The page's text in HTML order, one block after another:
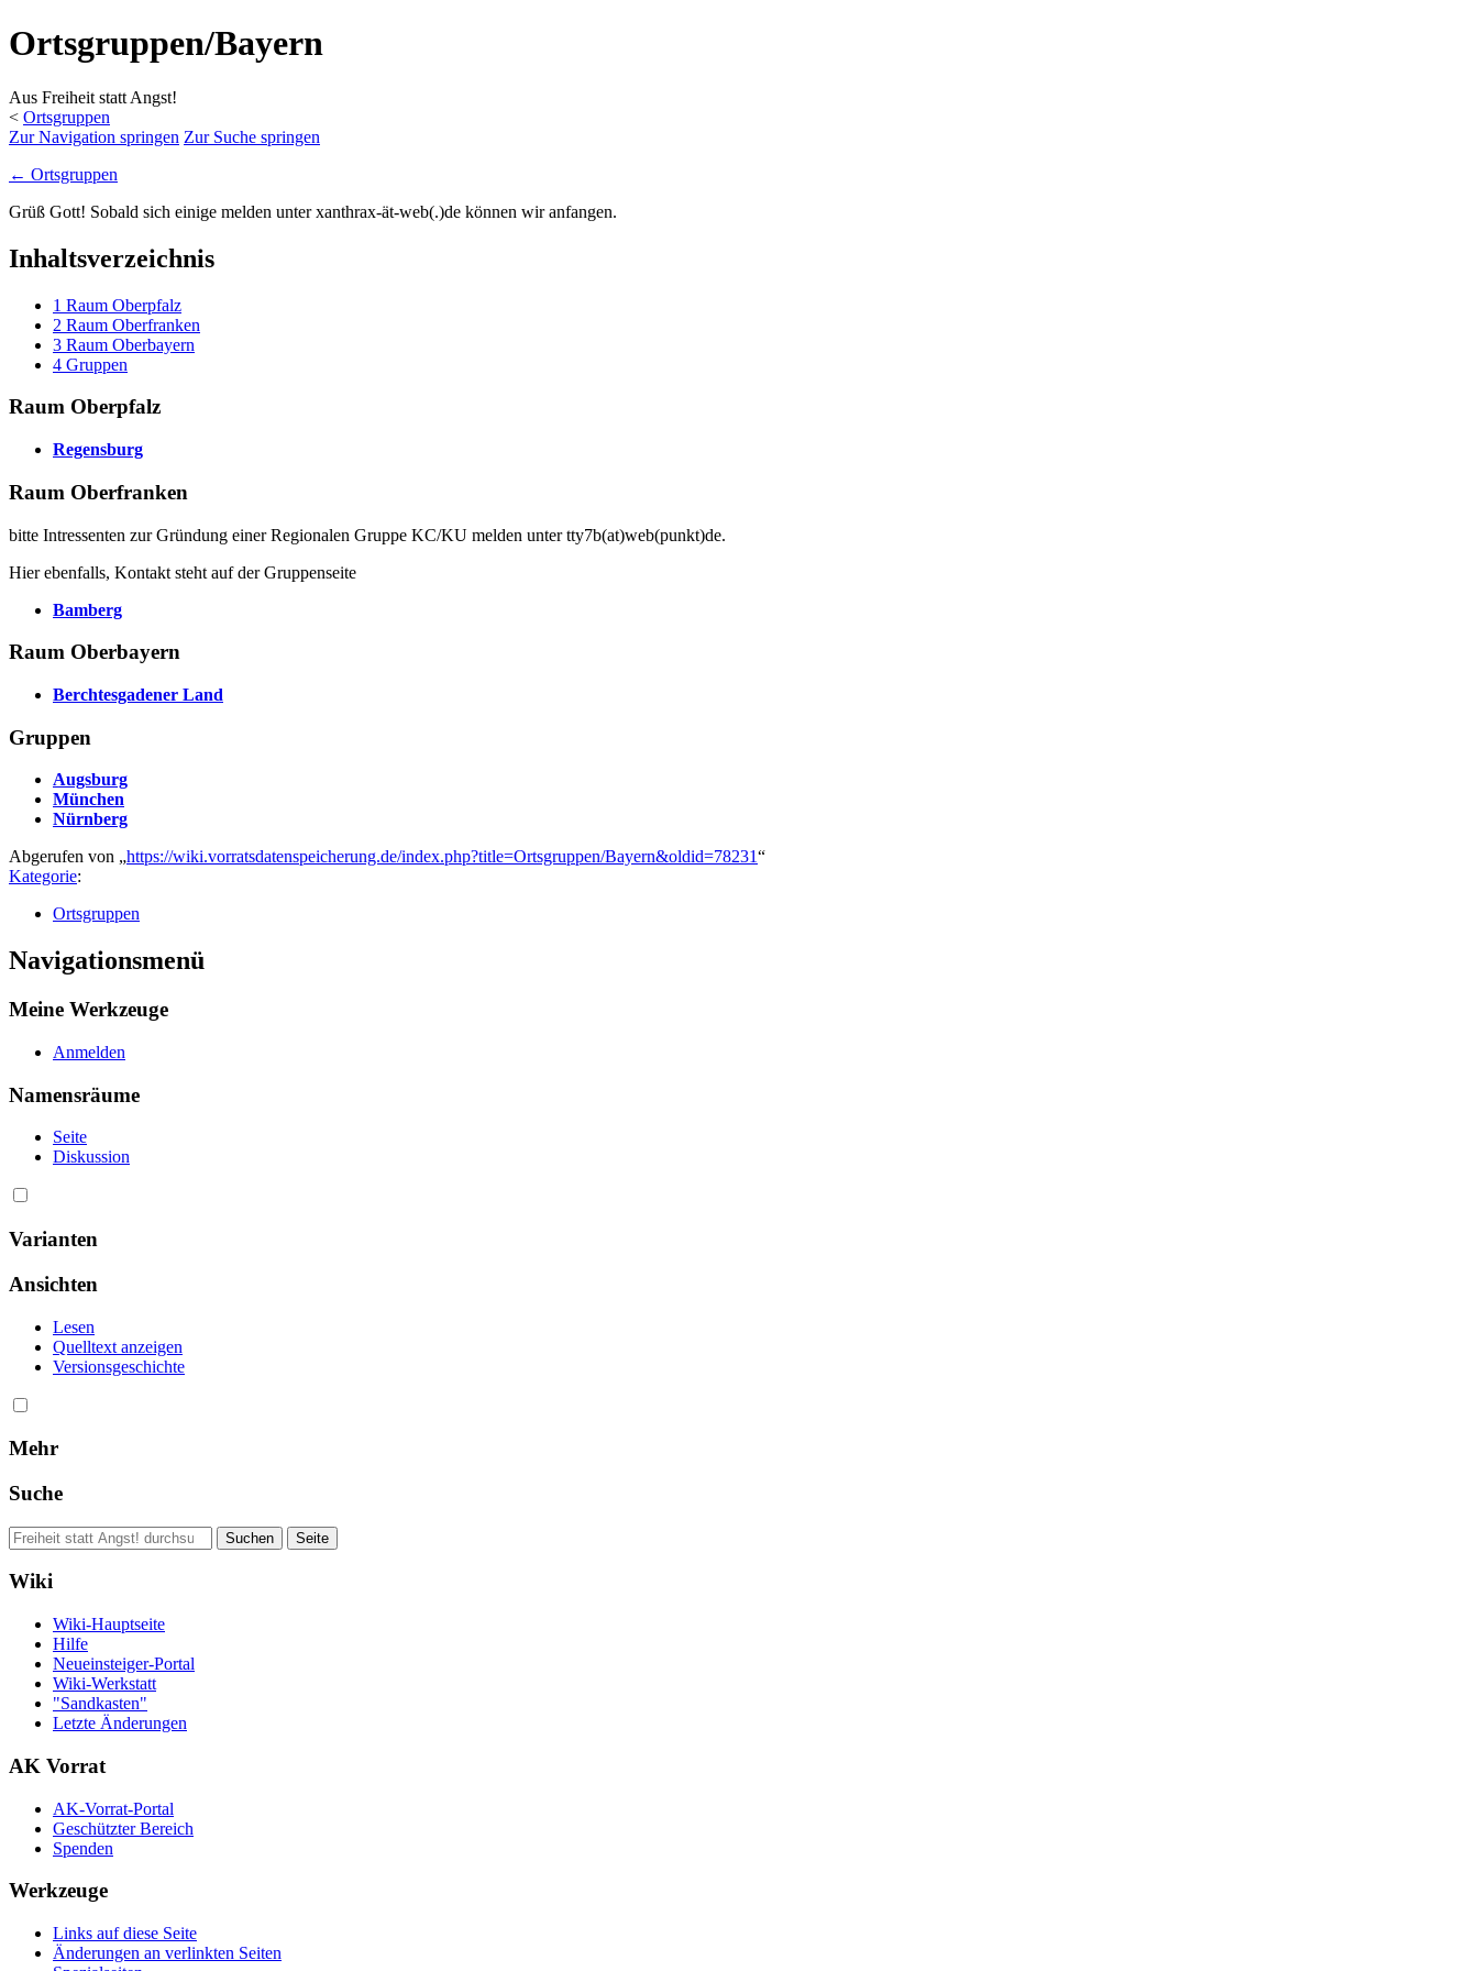
Ortsgruppen/Bayern
Aus Freiheit statt Angst!
< Ortsgruppen
Zur Navigation springen Zur Suche springen
← Ortsgruppen
Grüß Gott! Sobald sich einige melden unter xanthrax-ät-web(.)de können wir anfangen.
Inhaltsverzeichnis
1 Raum Oberpfalz
2 Raum Oberfranken
3 Raum Oberbayern
4 Gruppen
Raum Oberpfalz
Regensburg
Raum Oberfranken
bitte Intressenten zur Gründung einer Regionalen Gruppe KC/KU melden unter tty7b(at)web(punkt)de.
Hier ebenfalls, Kontakt steht auf der Gruppenseite
Bamberg
Raum Oberbayern
Berchtesgadener Land
Gruppen
Augsburg
München
Nürnberg
Abgerufen von „https://wiki.vorratsdatenspeicherung.de/index.php?title=Ortsgruppen/Bayern&oldid=78231“
Kategorie:
Ortsgruppen
Navigationsmenü
Meine Werkzeuge
Anmelden
Namensräume
Seite
Diskussion
Varianten
Ansichten
Lesen
Quelltext anzeigen
Versionsgeschichte
Mehr
Suche
Wiki
Wiki-Hauptseite
Hilfe
Neueinsteiger-Portal
Wiki-Werkstatt
"Sandkasten"
Letzte Änderungen
AK Vorrat
AK-Vorrat-Portal
Geschützter Bereich
Spenden
Werkzeuge
Links auf diese Seite
Änderungen an verlinkten Seiten